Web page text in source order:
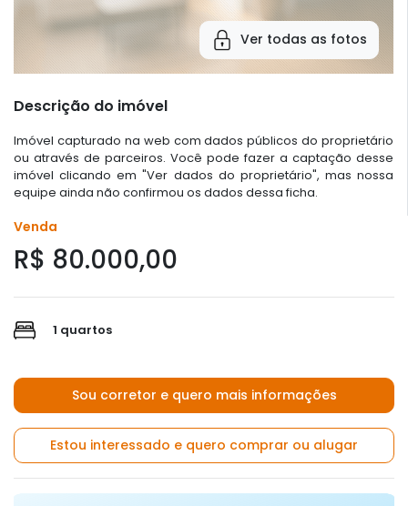
Ver todas as fotos
Descrição do imóvel
Imóvel capturado na web com dados públicos do proprietário
ou através de parceiros. Você pode fazer a captação desse
imóvel clicando em "Ver dados do proprietário", mas nossa
equipe ainda não confirmou os dados dessa ficha.
Venda
R$ 80.000,00
1 quartos
Sou corretor e quero mais informações
Estou interessado e quero comprar ou alugar